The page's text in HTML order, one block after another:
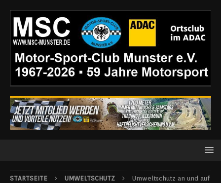
STARTSEITE UMWELTSCHUTZ
Umweltschutz an und auf